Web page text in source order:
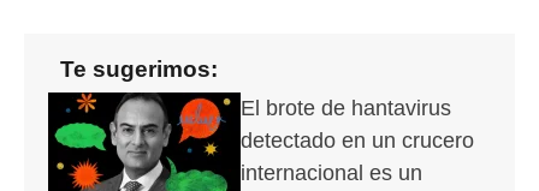
Te sugerimos:
El brote de hantavirus
detectado en un crucero
internacional es un